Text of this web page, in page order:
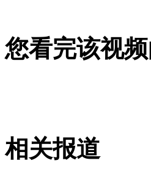
山西运城恶犬咬伤多人 警
您看完该视
相关报道